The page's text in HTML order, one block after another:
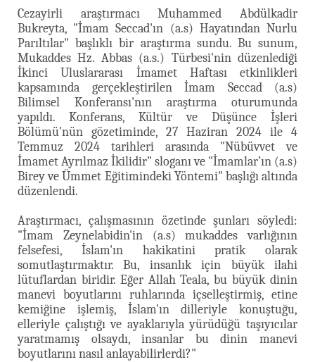
Cezayirli araştırmacı Muhammed Abdülkadir
Bukreyta, "İmam Seccad'ın (a.s) Hayatından Nurlu
Parıltılar" başlıklı bir araştırma sundu. Bu sunum,
Mukaddes Hz. Abbas (a.s.) Türbesi'nin düzenlediği
İkinci Uluslararası İmamet Haftası etkinlikleri
kapsamında gerçekleştirilen İmam Seccad (a.s)
Bilimsel Konferansı'nın araştırma oturumunda
yapıldı. Konferans, Kültür ve Düşünce İşleri
Bölümü'nün gözetiminde, 27 Haziran 2024 ile 4
Temmuz 2024 tarihleri arasında "Nübüvvet ve
İmamet Ayrılmaz İkilidir" sloganı ve "İmamlar’ın (a.s)
Birey ve Ümmet Eğitimindeki Yöntemi" başlığı altında
düzenlendi.
Araştırmacı, çalışmasının özetinde şunları söyledi:
"İmam Zeynelabidin'in (a.s) mukaddes varlığının
felsefesi, İslam'ın hakikatini pratik olarak
somutlaştırmaktır. Bu, insanlık için büyük ilahi
lütuflardan biridir. Eğer Allah Teala, bu büyük dinin
manevi boyutlarını ruhlarında içselleştirmiş, etine
kemiğine işlemiş, İslam'ın dilleriyle konuştuğu,
elleriyle çalıştığı ve ayaklarıyla yürüdüğü taşıyıcılar
yaratmamış olsaydı, insanlar bu dinin manevi
boyutlarını nasıl anlayabilirlerdi?"